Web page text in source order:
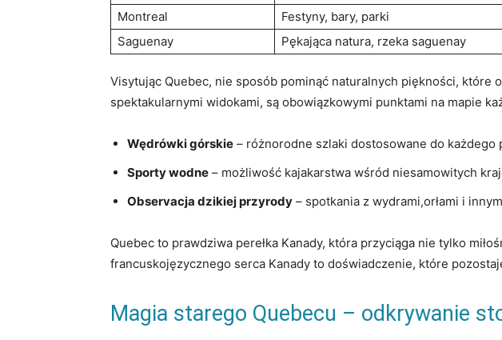
Montreal
Festyny, bary, parki
Saguenay
Pękająca natura, rzeka saguenay
Visytując Quebec, nie sposób pominąć naturalnych piękności, które
spektakularnymi widokami, są obowiązkowymi punktami na mapie
Wędrówki górskie – różnorodne szlaki dostosowane do każdego
Sporty wodne – możliwość kajakarstwa wśród niesamowitych
Observacja dzikiej przyrody – spotkania z wydrami,orłami i
Quebec to prawdziwa perełka Kanady, która przyciąga nie tylko
francuskojęzycznego serca Kanady to doświadczenie, które
Magia starego Quebecu – odkrywanie